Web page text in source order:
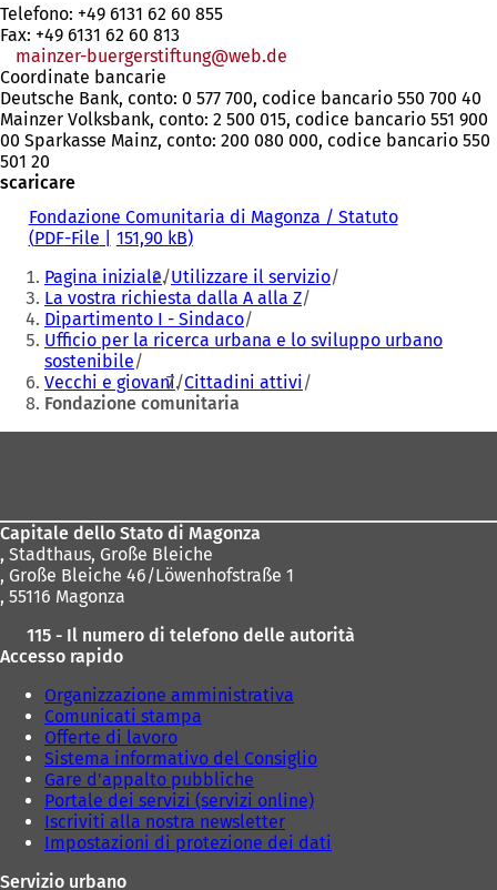
Telefono: +49 6131 62 60 855
Fax: +49 6131 62 60 813
mainzer-buergerstiftung
web de
Coordinate bancarie
Deutsche Bank, conto: 0 577 700, codice bancario 550 700 40
Mainzer Volksbank, conto: 2 500 015, codice bancario 551 900
00 Sparkasse Mainz, conto: 200 080 000, codice bancario 550
501 20
scaricare
Fondazione Comunitaria di Magonza / Statuto
PDF-File 151,90 kB
Siete
qui:
Pagina iniziale Utilizzare il servizio
La vostra richiesta dalla A alla Z
Dipartimento I - Sindaco
Ufficio per la ricerca urbana e lo sviluppo urbano
sostenibile
Vecchi e giovani Cittadini attivi
Fondazione comunitaria
Capitale dello Stato di Magonza
, Stadthaus, Große Bleiche
, Große Bleiche 46/Löwenhofstraße 1
, 55116 Magonza
115 - Il numero di telefono delle autorità
Accesso rapido
Organizzazione amministrativa
Comunicati stampa
Offerte di lavoro
Sistema informativo del Consiglio
Gare d'appalto pubbliche
Portale dei servizi (servizi online)
Iscriviti alla nostra newsletter
Impostazioni di protezione dei dati
Servizio urbano